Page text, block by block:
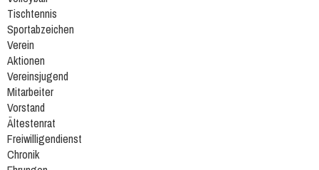
Tischtennis
Sportabzeichen
Verein
Aktionen
Vereinsjugend
Mitarbeiter
Vorstand
Ältestenrat
Freiwilligendienst
Chronik